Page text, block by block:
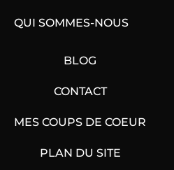
QUI SOMMES-NOUS
BLOG
CONTACT
MES COUPS DE COEUR
PLAN DU SITE